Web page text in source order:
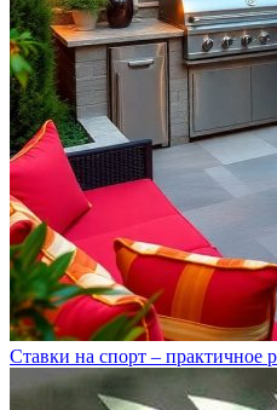
Ставки на спорт – практичное